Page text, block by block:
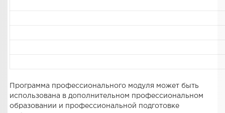
Программа профессионального модуля может быть
использована в дополнительном профессиональном
образовании и профессиональной подготовке